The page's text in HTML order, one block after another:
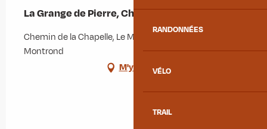
RANDONNÉES
VÉLO
TRAIL
La Grange de Pierre, Chez Charles
Chemin de la Chapelle, Le Mollard, 73300 Albiez-
Montrond
M'y rendre